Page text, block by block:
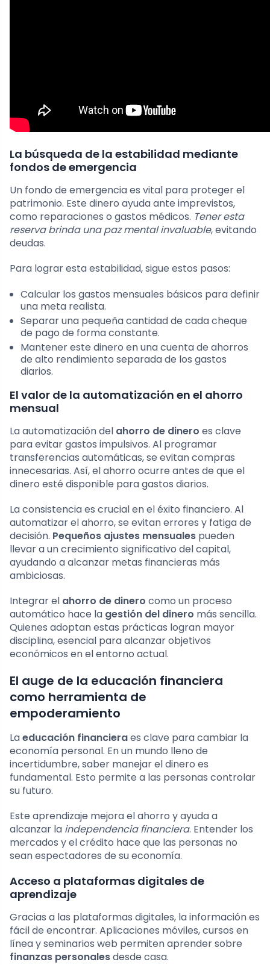
La búsqueda de la estabilidad mediante
fondos de emergencia
Un fondo de emergencia es vital para proteger el
patrimonio. Este dinero ayuda ante imprevistos,
como reparaciones o gastos médicos. Tener esta
reserva brinda una paz mental invaluable, evitando
deudas.
Para lograr esta estabilidad, sigue estos pasos:
Calcular los gastos mensuales básicos para definir
una meta realista.
Separar una pequeña cantidad de cada cheque
de pago de forma constante.
Mantener este dinero en una cuenta de ahorros
de alto rendimiento separada de los gastos
diarios.
El valor de la automatización en el ahorro
mensual
La automatización del ahorro de dinero es clave
para evitar gastos impulsivos. Al programar
transferencias automáticas, se evitan compras
innecesarias. Así, el ahorro ocurre antes de que el
dinero esté disponible para gastos diarios.
La consistencia es crucial en el éxito financiero. Al
automatizar el ahorro, se evitan errores y fatiga de
decisión. Pequeños ajustes mensuales pueden
llevar a un crecimiento significativo del capital,
ayudando a alcanzar metas financieras más
ambiciosas.
Integrar el ahorro de dinero como un proceso
automático hace la gestión del dinero más sencilla.
Quienes adoptan estas prácticas logran mayor
disciplina, esencial para alcanzar objetivos
económicos en el entorno actual.
El auge de la educación financiera
como herramienta de
empoderamiento
Laeducación financieraes clave para cambiar la
economía personal. En un mundo lleno de
incertidumbre, saber manejar el dinero es
fundamental. Esto permite a las personas controlar
su futuro.
Este aprendizaje mejora el ahorro y ayuda a
alcanzar la independencia financiera. Entender los
mercados y el crédito hace que las personas no
sean espectadores de su economía.
Acceso a plataformas digitales de
aprendizaje
Gracias a las plataformas digitales, la información es
fácil de encontrar. Aplicaciones móviles, cursos en
línea y seminarios web permiten aprender sobre
finanzas personalesdesde casa.